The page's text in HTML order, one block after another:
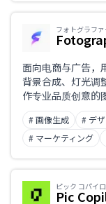
フォトグラフ
面向电商与广告，
背景合成、灯光调
作专业品质创意的
# 画像生成 # デ
# マーケティング
ピック コパイ
Pic